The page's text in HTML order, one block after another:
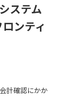
ステム
ステム
ンティ
計確認にかか